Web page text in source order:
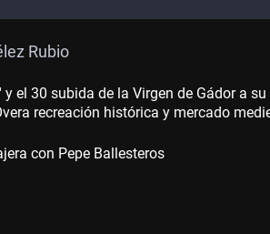
Rubio
el 30 subida de la Virgen de Gádor a
recreación histórica y mercado
con Pepe Ballesteros